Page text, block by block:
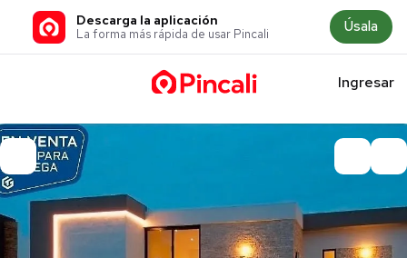
Descarga la aplicación
La forma más rápida de usar Pincali Úsala
Ingresar